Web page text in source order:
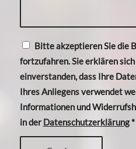
Bitte akzeptieren Sie die
fortzufahren. Sie erklären
einverstanden, dass Ihre
Ihres Anliegens verwendet
Informationen und
in derDatenschutzerklärung*